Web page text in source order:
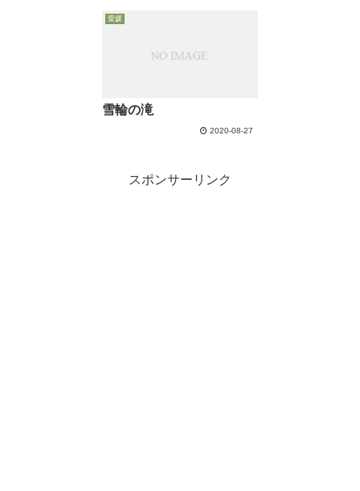
の有無、パワースポットとして
愛媛
雪輪の滝
2020-08-27
スポンサーリンク